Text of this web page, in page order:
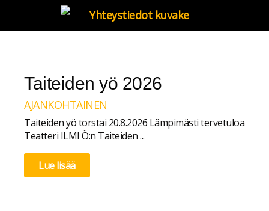
Taiteiden yö 2026
AJANKOHTAINEN
Taiteiden yö torstai 20.8.2026 Lämpimästi tervetuloa
Teatteri ILMI Ö:n Taiteiden ...
Lue lisää